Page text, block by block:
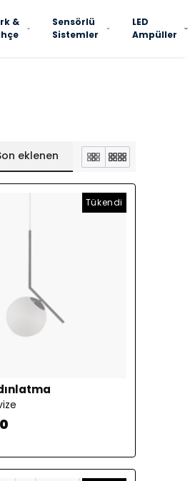
&
Sensörlü
Sistemler
LED
Ampüller
eklenen
Tükendi